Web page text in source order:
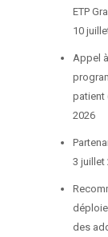
ETP
10
Appel
patient
2026
3 juillet
des